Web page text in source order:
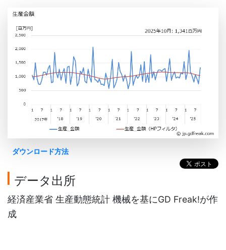
ダウンロード方法
データ出所
経済産業省 生産動態統計 機械を基にGD Freak!が作
成